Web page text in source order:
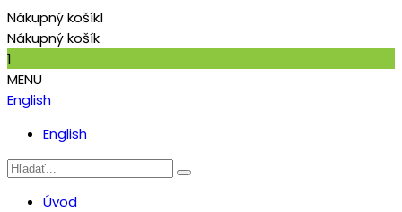
Nákupný košík1
Nákupný košík
1
MENU
English
English
Úvod